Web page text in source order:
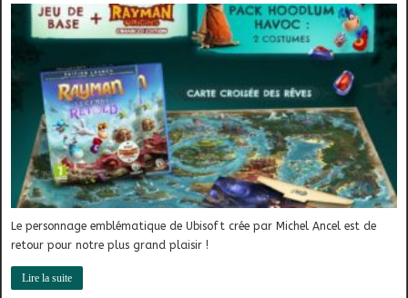
Le personnage emblématique de Ubisoft crée par Michel Ancel est de
retour pour notre plus grand plaisir !
Lire la suite